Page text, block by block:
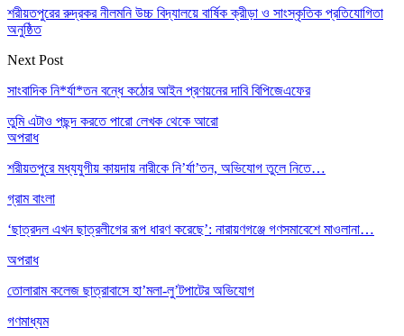
শরীয়তপুরের রুদ্রকর নীলমনি উচ্চ বিদ্যালয়ে বার্ষিক ক্রীড়া ও সাংস্কৃতিক প্রতিযোগিতা
অনুষ্ঠিত
Next Post
সাংবাদিক নি*র্যা*তন বন্ধে কঠোর আইন প্রণয়নের দাবি বিপিজেএফের
তুমি এটাও পছন্দ করতে পারো লেখক থেকে আরো
অপরাধ
শরীয়তপুরে মধ্যযুগীয় কায়দায় নারীকে নি’র্যা’তন, অভিযোগ তুলে নিতে…
গ্রাম বাংলা
‘ছাত্রদল এখন ছাত্রলীগের রূপ ধারণ করেছে’: নারায়ণগঞ্জে গণসমাবেশে মাওলানা…
অপরাধ
তোলারাম কলেজ ছাত্রাবাসে হা’মলা-লু’টপাটের অভিযোগ
গণমাধ্যম